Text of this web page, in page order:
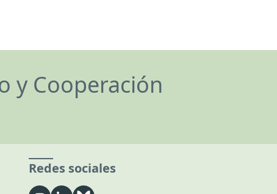
y Cooperación
Redes sociales